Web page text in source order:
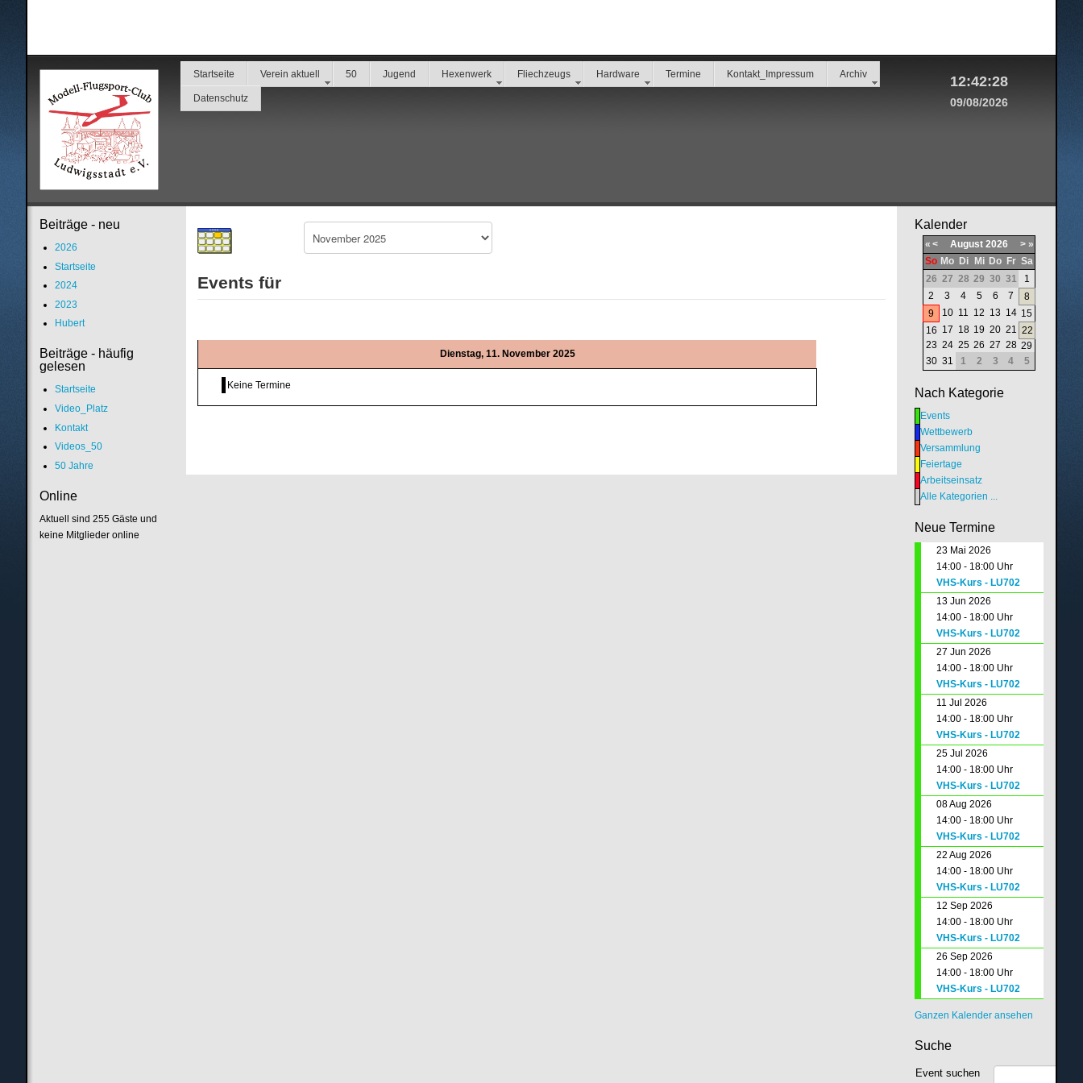
Startseite Verein aktuell 50 Jugend Hexenwerk Fliechzeugs Hardware Termine Kontakt_Impressum Archiv
Datenschutz
12:42:28
09/08/2026
Events für
Dienstag, 11. November 2025
Keine Termine
Beiträge - neu
2026
Startseite
2024
2023
Hubert
Beiträge - häufig
gelesen
Startseite
Video_Platz
Kontakt
Videos_50
50 Jahre
Online
Aktuell sind 255 Gäste und
keine Mitglieder online
Kalender
« < August 2026 > »
So Mo Di Mi Do Fr Sa
26 27 28 29 30 31
1
2
3 4 5 6 7
8
9
10 11 12 13 14 15
16 17 18 19 20 21 22
23 24 25 26 27 28 29
30 31 1 2 3 4 5
Nach Kategorie
Events
Wettbewerb
Versammlung
Feiertage
Arbeitseinsatz
Alle Kategorien ...
Neue Termine
23 Mai 2026
14:00 - 18:00 Uhr
VHS-Kurs - LU702
13 Jun 2026
14:00 - 18:00 Uhr
VHS-Kurs - LU702
27 Jun 2026
14:00 - 18:00 Uhr
VHS-Kurs - LU702
11 Jul 2026
14:00 - 18:00 Uhr
VHS-Kurs - LU702
25 Jul 2026
14:00 - 18:00 Uhr
VHS-Kurs - LU702
08 Aug 2026
14:00 - 18:00 Uhr
VHS-Kurs - LU702
22 Aug 2026
14:00 - 18:00 Uhr
VHS-Kurs - LU702
12 Sep 2026
14:00 - 18:00 Uhr
VHS-Kurs - LU702
26 Sep 2026
14:00 - 18:00 Uhr
VHS-Kurs - LU702
Ganzen Kalender ansehen
Suche
Event suchen